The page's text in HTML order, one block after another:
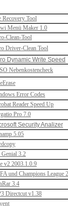
Recovery Tool
Menü Maker 1.0
Clean-Tool
Driver-Clean Tool
Dynamic Write Speed
Nebenkostencheck
Error Codes
Reader Speed Up
Pro 7.0
Security Analizer
5.05
3.2
v2 2003.1.0.9
und Champions League
3.4
Directcut v1.38